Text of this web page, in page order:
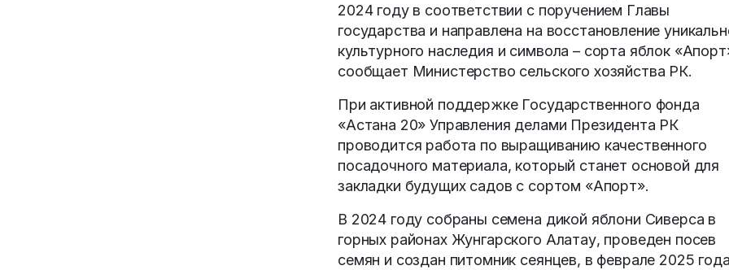
2024 году в соответствии с поручением Главы
государства и направлена на восстановление
культурного наследия и символа – сорта яблок
сообщает Министерство сельского хозяйства РК.
При активной поддержке Государственного фонда
«Астана 20» Управления делами Президента РК
проводится работа по выращиванию качественного
посадочного материала, который станет основой для
закладки будущих садов с сортом «Апорт».
В 2024 году собраны семена дикой яблони Сиверса в
горных районах Жунгарского Алатау, проведен посев
семян и создан питомник сеянцев, в феврале 2025 года